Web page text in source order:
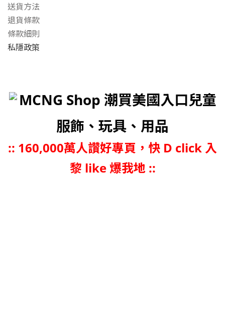
送貨方法
退貨條款
條款細則
私隱政策
MCNG Shop 潮買美國入口兒童
服飾、玩具、用品
:: 160,000萬人讚好專頁，快 D click 入
黎 like 爆我地 ::